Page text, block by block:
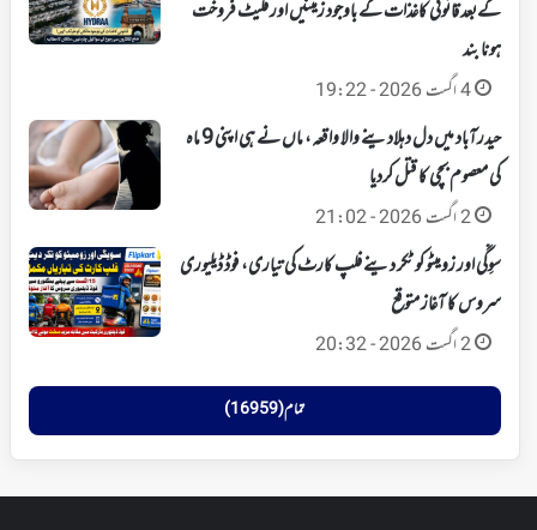
کےبعد قانونی کاغذات کے باوجود زمینیں اور فلیٹ فروخت
ہونا بند
4 اگست 2026 - 19:22
حیدرآباد میں دل دہلادینے والا واقعہ، ماں نے ہی اپنی 9 ماہ
کی معصوم بچی کا قتل کردیا
2 اگست 2026 - 21:02
سوِگّی اور زومیٹو کو ٹکر دینے فلپ کارٹ کی تیاری، فوڈ ڈیلیوری
سروس کا آغاز متوقع
2 اگست 2026 - 20:32
تمام (16959)